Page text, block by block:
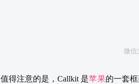
微信
值得注意的是，Callkit 是苹果的一套